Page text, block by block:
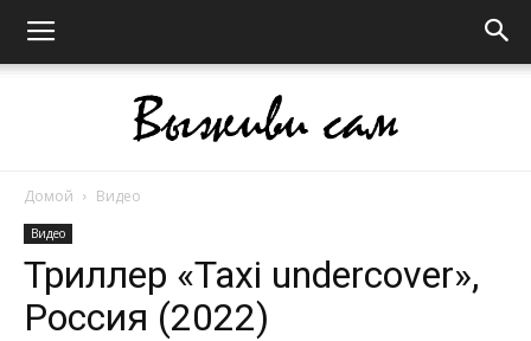
сам
Домой Видео
Видео
Триллер «Taxi undercover»,
Россия (2022)